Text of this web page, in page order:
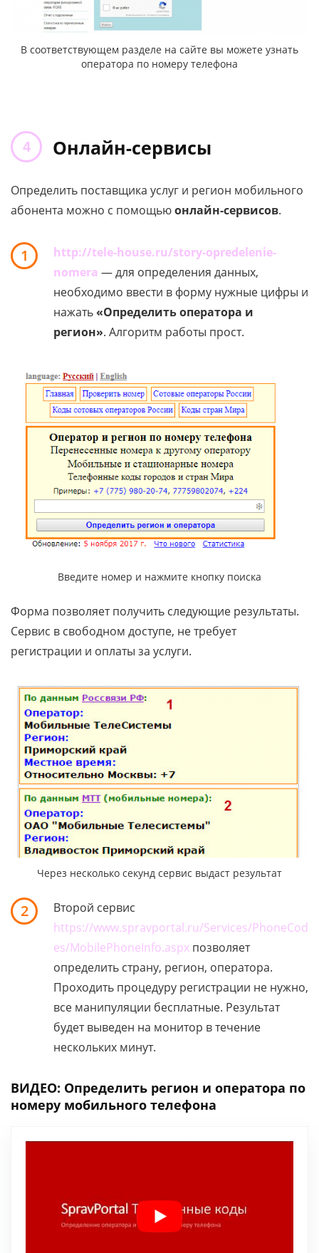
В соответствующем разделе на сайте вы можете узнать
оператора по номеру телефона
Онлайн-сервисы
Определить поставщика услуг и регион мобильного
абонента можно с помощьюонлайн-сервисов.
1
http://tele-house.ru/story-opredelenie-
nomera — для определения данных,
необходимо ввести в форму нужные цифры и
нажать«Определить оператора и
регион». Алгоритм работы прост.
Введите номер и нажмите кнопку поиска
Форма позволяет получить следующие результаты.
Сервис в свободном доступе, не требует
регистрации и оплаты за услуги.
Через несколько секунд сервис выдаст результат
2
Второй сервис
https://www.spravportal.ru/Services/PhoneCod
es/MobilePhoneInfo.aspx позволяет
определить страну, регион, оператора.
Проходить процедуру регистрации не нужно,
все манипуляции бесплатные. Результат
будет выведен на монитор в течение
нескольких минут.
ВИДЕО: Определить регион и оператора по
номеру мобильного телефона